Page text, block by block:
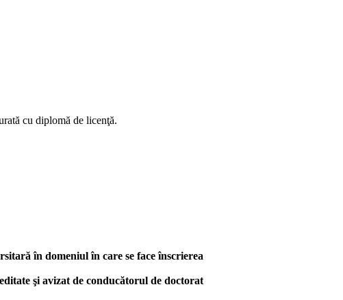
cu diplomă de licenţă.
în domeniul în care se face înscrierea
şi avizat de conducătorul de doctorat